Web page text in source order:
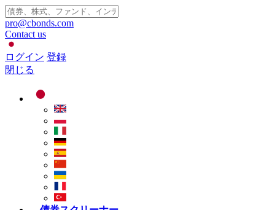
pro@cbonds.com
Contact us
ログイン 登録
閉じる